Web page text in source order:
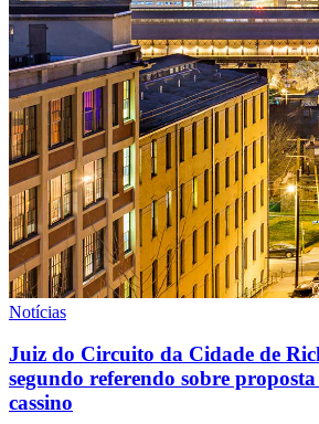
Notícias
Juiz do Circuito da Cidade de
segundo referendo sobre
cassino